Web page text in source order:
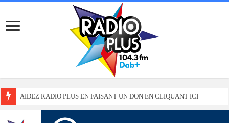
AIDEZ RADIO PLUS EN FAISANT UN DON EN CLIQUANT ICI